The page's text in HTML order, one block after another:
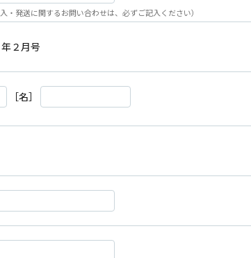
・発送に関するお問い合わせは、必ずご記入ください）
２月号
［名］